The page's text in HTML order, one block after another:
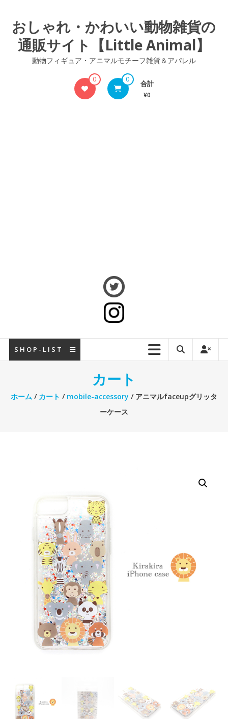
おしゃれ・かわいい動物雑貨の
通販サイト【Little Animal】
動物フィギュア・アニマルモチーフ雑貨＆アパレル
0 0 合計
¥0
S H O P - L I S T
カート
ホーム/ カート / mobile-accessory / アニマルfaceupグリッタ
ーケース